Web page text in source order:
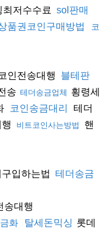
최저수수료 sol판매
품권코인구매방법
코
인전송대행
블테판
송 테더송금업체 횡령세
코인송금대리
테더
비트코인사는방법
핸
입하는법 테더송금
송대행
화 탈세돈믹싱 롯데